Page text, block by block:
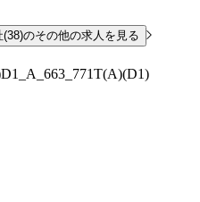
のその他の求人を見る